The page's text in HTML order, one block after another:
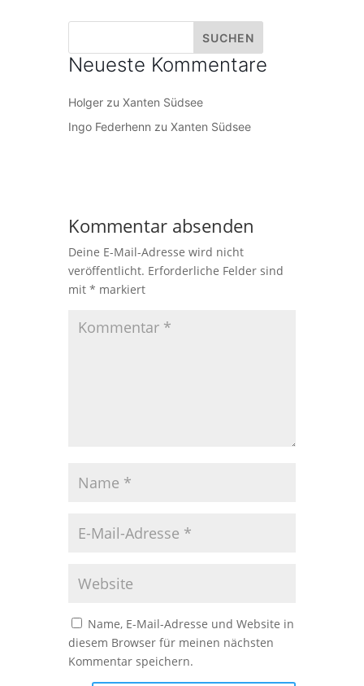
Neueste Kommentare
Holger zu Xanten Südsee
Ingo Federhenn zu Xanten Südsee
Kommentar absenden
Deine E-Mail-Adresse wird nicht
veröffentlicht. Erforderliche Felder sind
mit * markiert
Name, E-Mail-Adresse und Website in
diesem Browser für meinen nächsten
Kommentar speichern.